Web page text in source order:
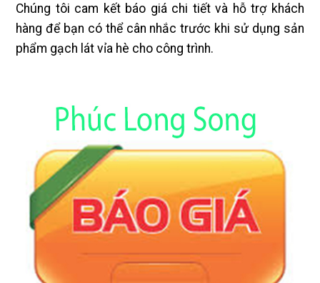
Chúng tôi cam kết báo giá chi tiết và hỗ trợ khách
hàng để bạn có thể cân nhắc trước khi sử dụng sản
phẩm gạch lát vỉa hè cho công trình.